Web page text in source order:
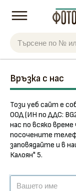
Връзка с нас
Този уеб сайт е
ООД (ИН по ДДС:
нас по всяко
посочените
заповядайте и в
Калоян" 5.